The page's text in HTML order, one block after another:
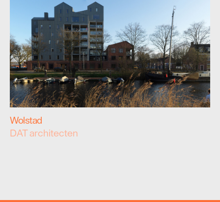
Wolstad
DAT architecten